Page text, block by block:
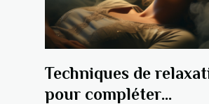
Techniques de
pour compléter